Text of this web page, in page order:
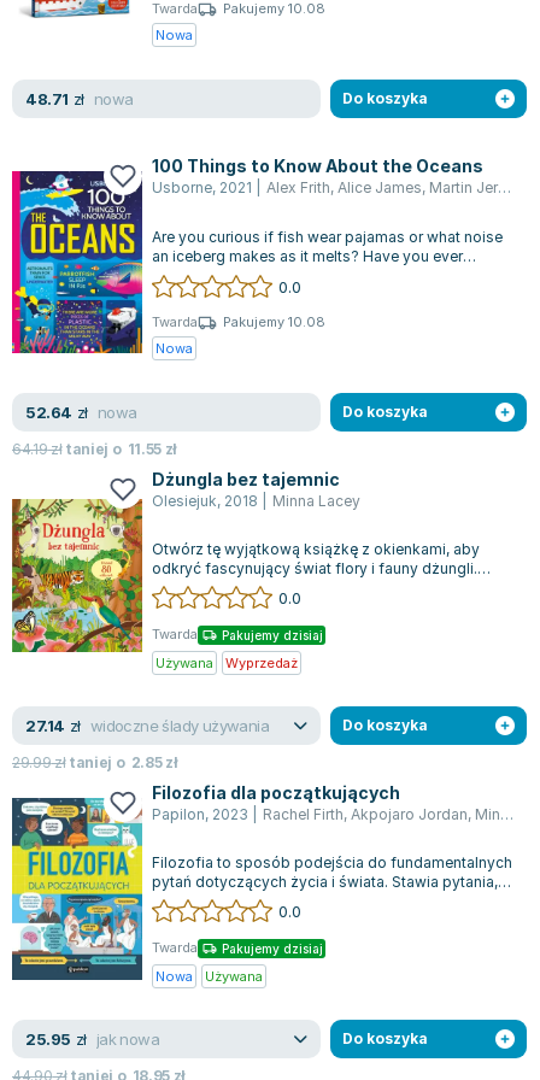
Książki o naukach politycznych dla studentów
Książki do nauk społecznych dla studentów
Prawo - książki dla studentów
Technologia żywności - książki
Zarządzanie i marketing - książki
Nauka języków obcych - książki
Podręczniki dla nauczycieli - metodyka
Repetytoria, testy i materiały pomocnicze
Wanda Chotomska
Clive Staples Lewis
Martyna Wojciechowska
Melissa De la Cruz
Blanka Lipińska
Jaś Kapela
Agatha Christie
Witold Gadowski
Marcin Kowalczyk
Piotr Zychowicz
Joanna Jabłczyńska
Piotr Kościelny
Jan Piński
Zygmunt Freud
Agata Passent
Michel Moran
Maciej Orłoś
Katarzyna Miller
Antoine de Saint Exupery
Mark Twain
Marcin Meller
Paulina Młynarska
ks. Piotr Pawlukiewicz
Jarosław Sokołowski
Piotr Latocha
Piotr Semka
Jarosław Iwaszkiewicz
Twarda
Pakujemy 10.08
Nowa
48.71 zł nowa Do koszyka
100 Things to Know About the Oceans
Usborne, 2021 Alex Frith, Alice James, Martin Jerome
Are you curious if fish wear pajamas or what noise
an iceberg makes as it melts? Have you ever
wondered how many sheep were needed...
0.0
Twarda
Pakujemy 10.08
Nowa
52.64 zł nowa
64.19złtaniej o 11.55 zł
Do koszyka
Dżungla bez tajemnic
Olesiejuk, 2018 Minna Lacey
Otwórz tę wyjątkową książkę z okienkami, aby
odkryć fascynujący świat flory i fauny dżungli.
Wyruszysz w niezwykłą podróż przez gę...
0.0
Twarda Pakujemy dzisiaj
Używana Wyprzedaż
27.14 zł widoczne ślady używania
29.99złtaniej o 2.85zł
Do koszyka
Filozofia dla początkujących
Papilon, 2023 Rachel Firth, Akpojaro Jordan, Minna Lacey
Filozofia to sposób podejścia do fundamentalnych
pytań dotyczących życia i świata. Stawia pytania,
takie jak "jak mogę postępować...
0.0
Twarda Pakujemy dzisiaj
Nowa Używana
25.95 zł jak nowa
44.90złtaniej o 18.95 zł
Do koszyka